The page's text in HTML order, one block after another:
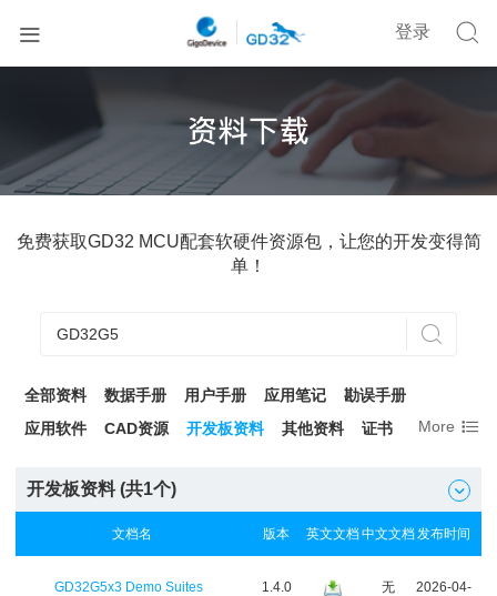
 
登录
免费获取GD32 MCU配套软硬件资源包，让您的开发变得简
单！

全部资料 数据手册 用户手册 应用笔记
勘误手册
应用软件
CAD资源 开发板资料 其他资料 证书 More 
开发板资料 (共1个) 
文档名 版本 英文文档中文文档发布时间
GD32G5x3 Demo Suites 1.4.0 无
2026-04-